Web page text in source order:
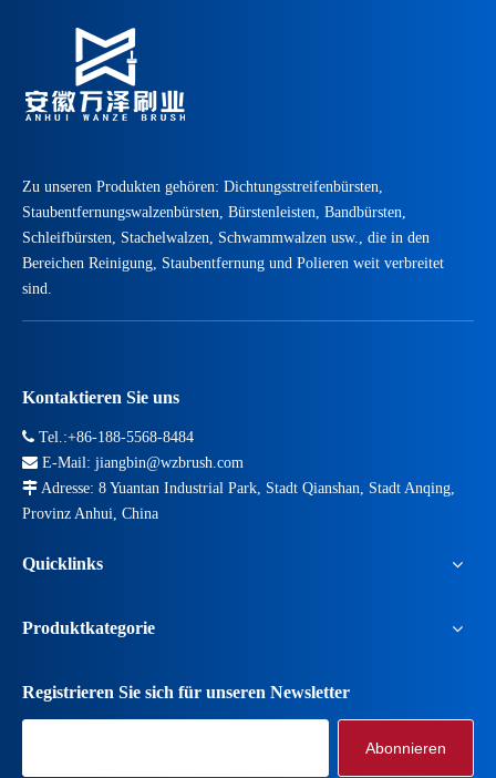
Zu unseren Produkten gehören: Dichtungsstreifenbürsten,
Staubentfernungswalzenbürsten, Bürstenleisten, Bandbürsten,
Schleifbürsten, Stachelwalzen, Schwammwalzen usw., die in den
Bereichen Reinigung, Staubentfernung und Polieren weit verbreitet
sind.
Kontaktieren Sie uns
 Tel.:+86-188-5568-8484
 E-Mail: jiangbin@wzbrush.com
 Adresse: 8 Yuantan Industrial Park, Stadt Qianshan, Stadt Anqing,
Provinz Anhui, China
Quicklinks
Produktkategorie
Registrieren Sie sich für unseren Newsletter
Abonnieren